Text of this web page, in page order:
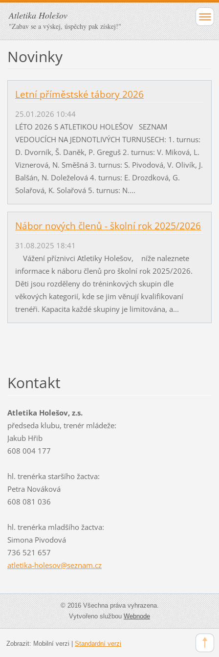
Atletika Holešov
"Zabav se a výskej, úspěchy pak získej!"
Novinky
Letní příměstské tábory 2026
25.01.2026 10:44
LÉTO 2026 S ATLETIKOU HOLEŠOV SEZNAM
VEDOUCÍCH NA JEDNOTLIVÝCH TURNUSECH: 1. turnus:
D. Dvorník, Š. Daněk, P. Greguš 2. turnus: V. Miková, L.
Viznerová, N. Směšná 3. turnus: S. Pivodová, V. Olivík, J.
Balšán, N. Doleželová 4. turnus: E. Drozdková, G.
Solařová, K. Solařová 5. turnus: N....
Nábor nových členů - školní rok 2025/2026
31.08.2025 18:41
Vážení příznivci Atletiky Holešov, níže naleznete
informace k náboru členů pro školní rok 2025/2026.
Děti jsou rozděleny do tréninkových skupin dle
věkových kategorií, kde se jim věnují kvalifikovaní
trenéři. Kapacita každé skupiny je limitována, a...
Kontakt
Atletika Holešov, z.s.
předseda klubu, trenér mládeže:
Jakub Hřib
608 004 177
hl. trenérka staršího žactva:
Petra Nováková
608 081 036
hl. trenérka mladšího žactva:
Simona Pivodová
736 521 657
atletika-holesov@seznam.cz
© 2016 Všechna práva vyhrazena.
Vytvořeno službouWebnode
Zobrazit: Mobilní verzi | Standardní verzi